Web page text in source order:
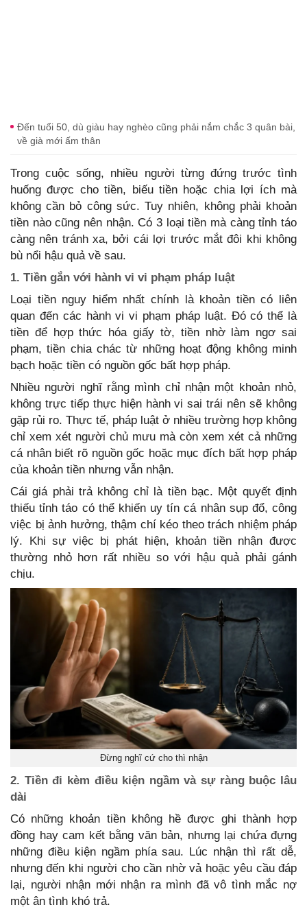
Đến tuổi 50, dù giàu hay nghèo cũng phải nắm chắc 3 quân bài,
về già mới ấm thân
Trong cuộc sống, nhiều người từng đứng trước tình
huống được cho tiền, biếu tiền hoặc chia lợi ích mà
không cần bỏ công sức. Tuy nhiên, không phải khoản
tiền nào cũng nên nhận. Có 3 loại tiền mà càng tỉnh táo
càng nên tránh xa, bởi cái lợi trước mắt đôi khi không
bù nổi hậu quả về sau.
1. Tiền gắn với hành vi vi phạm pháp luật
Loại tiền nguy hiểm nhất chính là khoản tiền có liên
quan đến các hành vi vi phạm pháp luật. Đó có thể là
tiền để hợp thức hóa giấy tờ, tiền nhờ làm ngơ sai
phạm, tiền chia chác từ những hoạt động không minh
bạch hoặc tiền có nguồn gốc bất hợp pháp.
Nhiều người nghĩ rằng mình chỉ nhận một khoản nhỏ,
không trực tiếp thực hiện hành vi sai trái nên sẽ không
gặp rủi ro. Thực tế, pháp luật ở nhiều trường hợp không
chỉ xem xét người chủ mưu mà còn xem xét cả những
cá nhân biết rõ nguồn gốc hoặc mục đích bất hợp pháp
của khoản tiền nhưng vẫn nhận.
Cái giá phải trả không chỉ là tiền bạc. Một quyết định
thiếu tỉnh táo có thể khiến uy tín cá nhân sụp đổ, công
việc bị ảnh hưởng, thậm chí kéo theo trách nhiệm pháp
lý. Khi sự việc bị phát hiện, khoản tiền nhận được
thường nhỏ hơn rất nhiều so với hậu quả phải gánh
chịu.
Đừng nghĩ cứ cho thì nhận
2. Tiền đi kèm điều kiện ngầm và sự ràng buộc lâu
dài
Có những khoản tiền không hề được ghi thành hợp
đồng hay cam kết bằng văn bản, nhưng lại chứa đựng
những điều kiện ngầm phía sau. Lúc nhận thì rất dễ,
nhưng đến khi người cho cần nhờ vả hoặc yêu cầu đáp
lại, người nhận mới nhận ra mình đã vô tình mắc nợ
một ân tình khó trả.